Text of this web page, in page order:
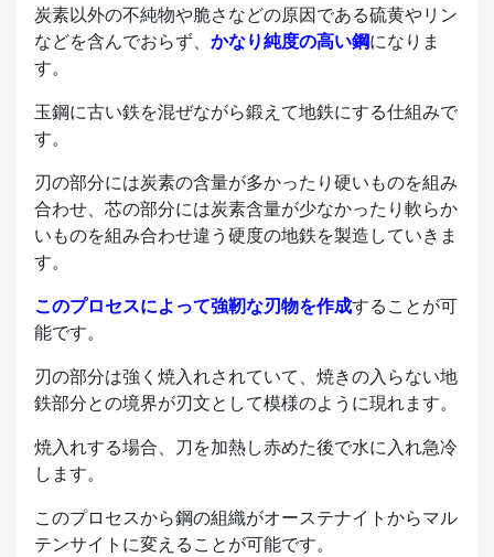
炭素以外の不純物や脆さなどの原因である硫黄やリン
などを含んでおらず、 かなり純度の高い鋼になりま
す。
玉鋼に古い鉄を混ぜながら鍛えて地鉄にする仕組みで
す。
刃の部分には炭素の含量が多かったり硬いものを組み
合わせ、芯の部分には炭素含量が少なかったり軟らか
いものを組み合わせ違う硬度の地鉄を製造していきま
す。
このプロセスによって強靭な刃物を作成することが可
能です。
刃の部分は強く焼入れされていて、焼きの入らない地
鉄部分との境界が刃文として模様のように現れます。
焼入れする場合、刀を加熱し赤めた後で水に入れ急冷
します。
このプロセスから鋼の組織がオーステナイトからマル
テンサイトに変えることが可能です。